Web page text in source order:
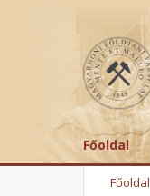
Főoldal
Főoldal